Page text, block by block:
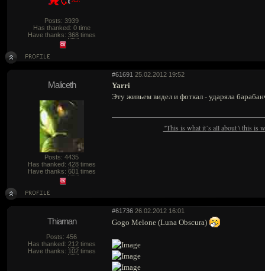
Posts: 3939
Has thanked: 0 time
Have thanks: 368times
#61691 25.02.2012 19:52
Maliceth
Posts: 4435
Has thanked: 428times
Have thanks: 601 times
Yarri
Эту живьем видел и фоткал - ударяла
"This is what it´s all about \ this is
#61736 26.02.2012 16:01
Thiarnan
Posts: 456
Has thanked: 212times
Have thanks: 102times
Gogo Melone (Luna Obscura)